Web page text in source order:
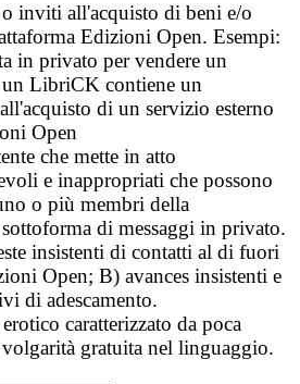
inviti all'acquisto di beni e/o
Edizioni Open. Esempi:
in privato per vendere un
LibriCK contiene un
di un servizio esterno
Open
che mette in atto
e inappropriati che possono
o più membri della
di messaggi in privato.
insistenti di contatti al di fuori
Open; B) avances insistenti e
di adescamento.
caratterizzato da poca
volgarità gratuita nel linguaggio.